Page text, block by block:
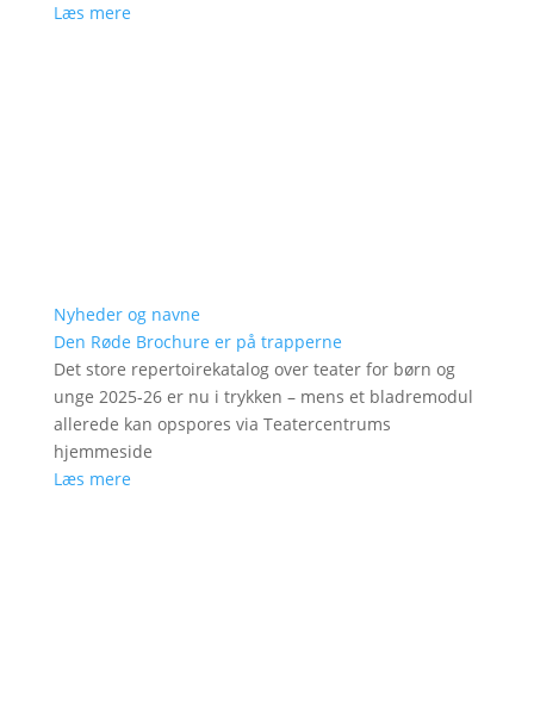
Læs mere
Nyheder og navne
Den Røde Brochure er på trapperne
Det store repertoirekatalog over teater for børn og
unge 2025-26 er nu i trykken – mens et bladremodul
allerede kan opspores via Teatercentrums
hjemmeside
Læs mere